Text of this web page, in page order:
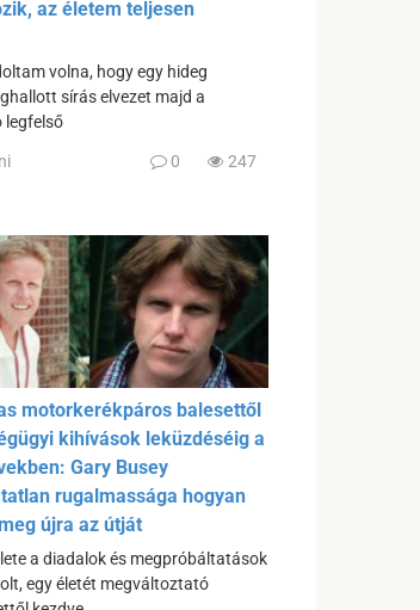
az életem teljesen
volna, hogy egy hideg
sírás elvezet majd a
legfelső
0 247
motorkerékpáros balesettől
kihívások leküzdéséig a
Gary Busey
rugalmassága hogyan
újra az útját
a diadalok és megpróbáltatások
egy életét megváltoztató